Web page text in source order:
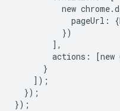
new chrome.
pageUrl : {
})
],
actions : [new
}
]);
});
});